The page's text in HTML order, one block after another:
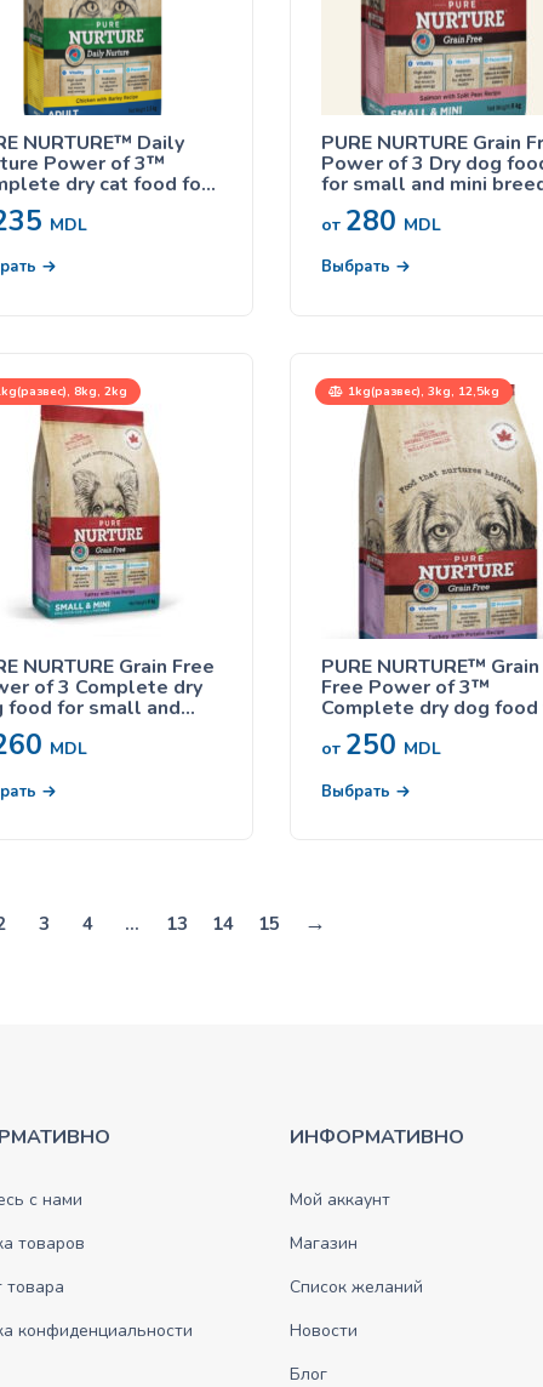
NURTURE™ Daily
Power of 3™
dry cat food for
chicken with barley,
корм с курицей и
MDL
PURE NURTURE Grain
Power of 3 Dry dog
for small and mini
for all lifestages no
salmon with split peas,
собак мелких пород на
от 280 MDL
Выбрать
8kg, 2kg
NURTURE Grain Free
of 3 Complete dry
food for small and
breeds for all
no grains turkey
для собак
MDL
1kg(развес), 3kg, 12,5kg
PURE NURTURE™ Grain
Free Power of 3™
Complete dry dog food
all lifestages, no grains
turkey with potato,
картофелем для собак
от 250 MDL
Выбрать
3 4 … 13 14 15 →
с нами
товаров
товара
конфиденциальности
ИНФОРМАТИВНО
Мой аккаунт
Магазин
Список желаний
Новости
Блог